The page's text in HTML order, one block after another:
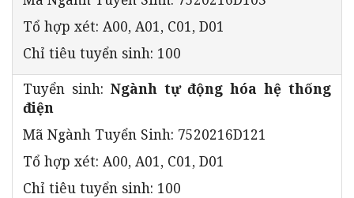
Tổ hợp xét: A00, A01, C01, D01
Chỉ tiêu tuyển sinh: 100
Tuyển sinh: Ngành tự động hóa hệ thống
điện
Mã Ngành Tuyển Sinh: 7520216D121
Tổ hợp xét: A00, A01, C01, D01
Chỉ tiêu tuyển sinh: 100